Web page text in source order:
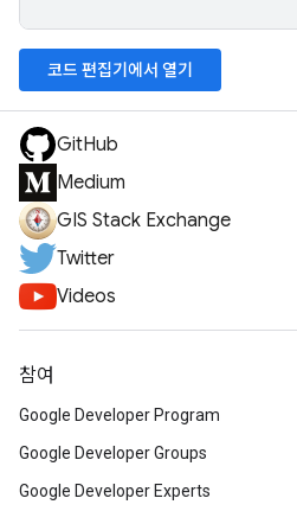
코드 편집기에서 열기
GitHub
Medium
GIS Stack Exchange
Twitter
Videos
참여
Google Developer Program
Google Developer Groups
Google Developer Experts